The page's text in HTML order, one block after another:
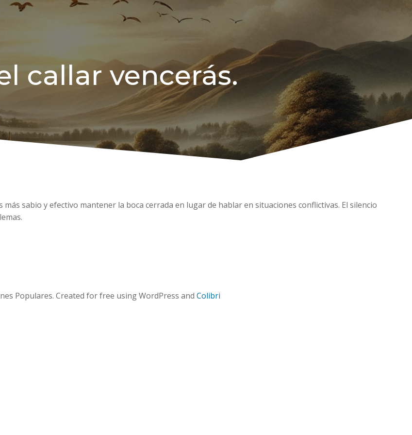
callar vencerás.
más sabio y efectivo mantener la boca cerrada en lugar de hablar en situaciones conflictivas. El silencio
Populares. Created for free using WordPress and Colibri